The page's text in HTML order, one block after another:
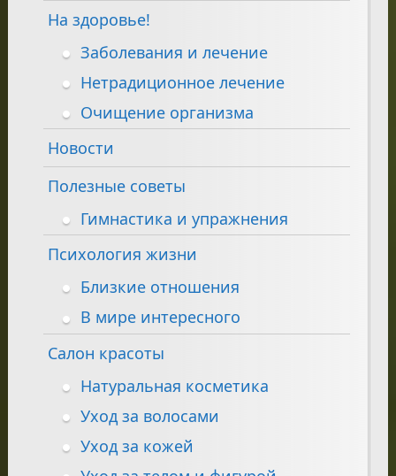
На здоровье!
Заболевания и лечение
Нетрадиционное лечение
Очищение организма
Новости
Полезные советы
Гимнастика и упражнения
Психология жизни
Близкие отношения
В мире интересного
Салон красоты
Натуральная косметика
Уход за волосами
Уход за кожей